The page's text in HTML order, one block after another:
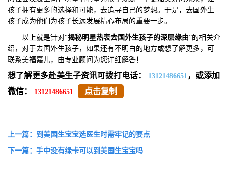
孩子拥有更多的选择和可能，去追寻自己的梦想。于是，去国外生
孩子成为他们为孩子长远发展精心布局的重要一步。
以上就是针对“揭秘明星热衷去国外生孩子的深层缘由”的相关介
绍，对于去国外生孩子，如果还有不明白的地方或想了解更多，可
联系美福嘉儿，由专业顾问为您详细解答！
想了解更多赴美生子资讯可拨打电话： 13121486651 ，或添加
微信：
13121486651 点击复制
上一篇：到美国生宝宝选医生时需牢记的要点
下一篇：手中没有绿卡可以到美国生宝宝吗